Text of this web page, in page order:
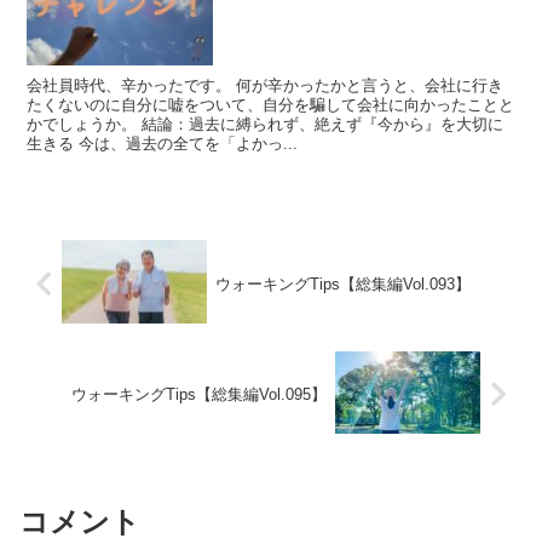
会社員時代、辛かったです。 何が辛かったかと言うと、会社に行き
たくないのに自分に嘘をついて、自分を騙して会社に向かったことと
かでしょうか。 結論：過去に縛られず、絶えず『今から』を大切に
生きる 今は、過去の全てを「よかっ...
ウォーキングTips【総集編Vol.093】
ウォーキングTips【総集編Vol.095】
コメント